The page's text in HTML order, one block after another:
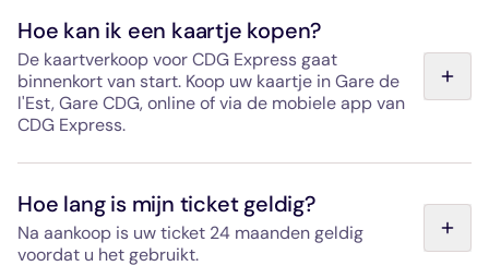
Hoe kan ik een kaartje kopen?
De kaartverkoop voor CDG Express gaat
binnenkort van start. Koop uw kaartje in Gare de
l'Est, Gare CDG, online of via de mobiele app van
CDG Express.
loketten, Open Payment-terminals en medewerkers met
een betaalterminal beschikbaar.
Geaccepteerde betaalmethoden: CB, Visa, Mastercard,
Hoe lang is mijn ticket geldig?
Na aankoop is uw ticket 24 maanden geldig
voordat u het gebruikt.